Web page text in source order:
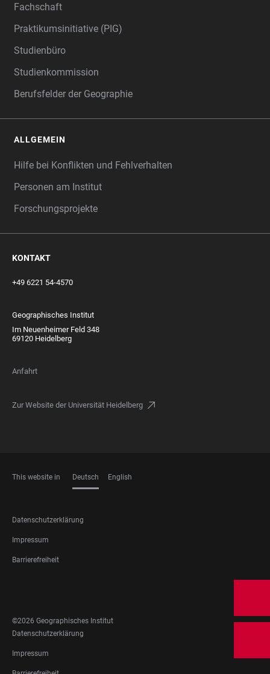
Fachschaft
Praktikumsinitiative (PIG)
Studienbüro
Studienkommission
Berufsfelder der Geographie
ALLGEMEIN
Hilfe bei Konflikten und Fehlverhalten
Personen am Institut
Forschungsprojekte
KONTAKT
+49 6221 54-4570
Geographisches Institut
Im Neuenheimer Feld 348
69120 Heidelberg
Anfahrt
Zur Website der Universität Heidelberg
This website in Deutsch English
FOOTER
LEGAL
Datenschutzerklärung
Impressum
Barrierefreiheit
MEDIA
©2026 Geographisches Institut
FOOTER
LEGAL
Datenschutzerklärung
Impressum